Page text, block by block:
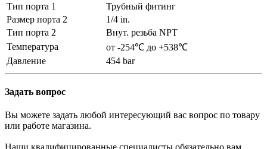
Тип порта 1
Трубный фитинг
Размер порта 2
1/4 in.
Тип порта 2
Внут. резьба NPT
Температура
от -254℃ до +538℃
Давление
454 bar
Задать вопрос
Вы можете задать любой интересующий вас вопрос по товару
или работе магазина.